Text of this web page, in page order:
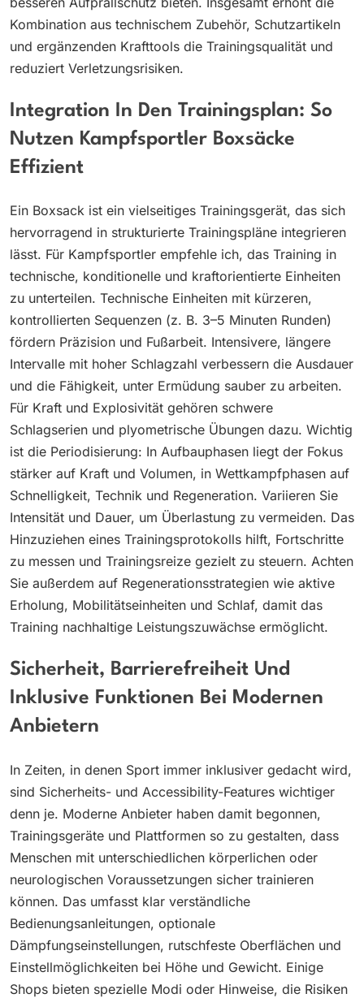
Kombination aus technischem Zubehör, Schutzartikeln
und ergänzenden Krafttools die Trainingsqualität und
reduziert Verletzungsrisiken.
Integration In Den Trainingsplan: So
Nutzen Kampfsportler Boxsäcke
Effizient
Ein Boxsack ist ein vielseitiges Trainingsgerät, das sich
hervorragend in strukturierte Trainingspläne integrieren
lässt. Für Kampfsportler empfehle ich, das Training in
technische, konditionelle und kraftorientierte Einheiten
zu unterteilen. Technische Einheiten mit kürzeren,
kontrollierten Sequenzen (z. B. 3–5 Minuten Runden)
fördern Präzision und Fußarbeit. Intensivere, längere
Intervalle mit hoher Schlagzahl verbessern die Ausdauer
und die Fähigkeit, unter Ermüdung sauber zu arbeiten.
Für Kraft und Explosivität gehören schwere
Schlagserien und plyometrische Übungen dazu. Wichtig
ist die Periodisierung: In Aufbauphasen liegt der Fokus
stärker auf Kraft und Volumen, in Wettkampfphasen auf
Schnelligkeit, Technik und Regeneration. Variieren Sie
Intensität und Dauer, um Überlastung zu vermeiden. Das
Hinzuziehen eines Trainingsprotokolls hilft, Fortschritte
zu messen und Trainingsreize gezielt zu steuern. Achten
Sie außerdem auf Regenerationsstrategien wie aktive
Erholung, Mobilitätseinheiten und Schlaf, damit das
Training nachhaltige Leistungszuwächse ermöglicht.
Sicherheit, Barrierefreiheit Und
Inklusive Funktionen Bei Modernen
Anbietern
In Zeiten, in denen Sport immer inklusiver gedacht wird,
sind Sicherheits- und Accessibility-Features wichtiger
denn je. Moderne Anbieter haben damit begonnen,
Trainingsgeräte und Plattformen so zu gestalten, dass
Menschen mit unterschiedlichen körperlichen oder
neurologischen Voraussetzungen sicher trainieren
können. Das umfasst klar verständliche
Bedienungsanleitungen, optionale
Dämpfungseinstellungen, rutschfeste Oberflächen und
Einstellmöglichkeiten bei Höhe und Gewicht. Einige
Shops bieten spezielle Modi oder Hinweise, die Risiken